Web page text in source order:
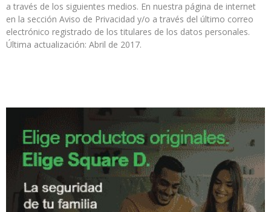
a través de los siguientes medios. En nuestra página de internet
en la sección Aviso de Privacidad y/o a través del último correo
electrónico registrado de los titulares de los datos personales.
Última actualización: Abril de 2017.